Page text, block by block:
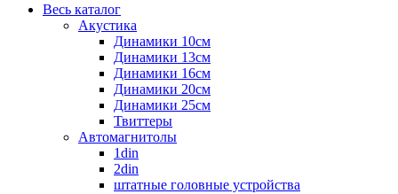
Весь каталог
Акустика
Динамики 10см
Динамики 13см
Динамики 16см
Динамики 20см
Динамики 25см
Твиттеры
Автомагнитолы
1din
2din
штатные головные устройства